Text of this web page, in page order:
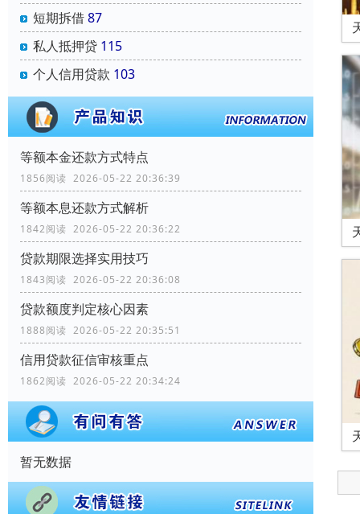
短期拆借87
私人抵押贷 115
个人信用贷款 103
等额本金还款方式特点
1856阅读 2026-05-22 20:36:39
等额本息还款方式解析
1842阅读 2026-05-22 20:36:22
贷款期限选择实用技巧
1843阅读 2026-05-22 20:36:08
贷款额度判定核心因素
1888阅读 2026-05-22 20:35:51
信用贷款征信审核重点
1862阅读 2026-05-22 20:34:24
暂无数据